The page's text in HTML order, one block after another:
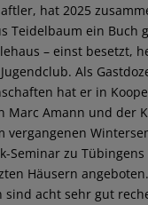
hat 2025
Teidelbaum ein Buch
– einst besetzt,
Als
hat er in
Marc Amann und der
vergangenen
Seminar zu
Häusern angeboten.
sind acht sehr gut